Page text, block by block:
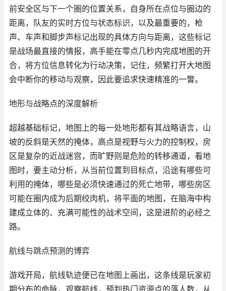
前安全区与下一个圈的位置关系，自身所在点位与圈边的
距离，队友的实时方位与状态标识，以及最重要的，枪
声、车声和脚步声标记出现的具体方向与距离，这些标记
是战场最直接的情报，高手能在零点几秒内完成地图的开
合，将方位信息转化为行动决策，记住，频繁打开大地图
会中断你的移动与观察，因此要追求快速精准的一瞥。
地形与战略点的深度解析
超越基础标记，地图上的每一处地形都有其战略语言，山
坡的反斜是天然的掩体，高点是视野与火力的控制权，房
区是复杂的近战迷宫，而旷野则是危险的转移通道，看地
图时，要主动分析，从当前位置到目标点，沿途有哪些可
利用的掩体，哪些是必须快速通过的死亡地带，哪些房区
可能在圈内成为后期绞肉机，将平面的地图，在脑海中构
建成立体的、充满可能性的战术空间，这是进阶的必经之
路。
航线与跳点预测的博弈
游戏开局，航线轨迹便已在地图上画出，这条线是玩家初